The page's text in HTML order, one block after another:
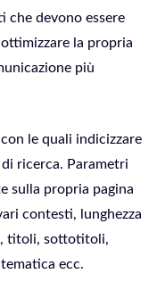
che devono essere
la propria
più
le quali indicizzare
ricerca. Parametri
sulla propria pagina
contesti, lunghezza
titoli, sottotitoli,
ecc.